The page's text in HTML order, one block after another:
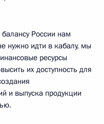
России нам
нужно идти в кабалу, мы
ресурсы
их доступность для
и выпуска продукции